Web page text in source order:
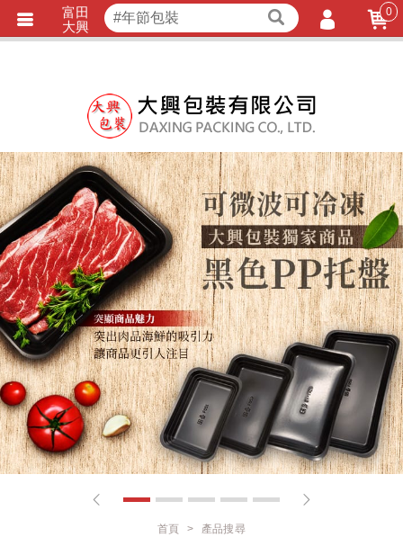
立即詢價 LINE詢問
1 2 3 4 5
首頁 產品搜尋
富田
大興
0
會員註冊
忘記密碼
訂單查詢
TRACK LISTING追 / 蹤 / 清 / 單
匯款通知
獨家商品